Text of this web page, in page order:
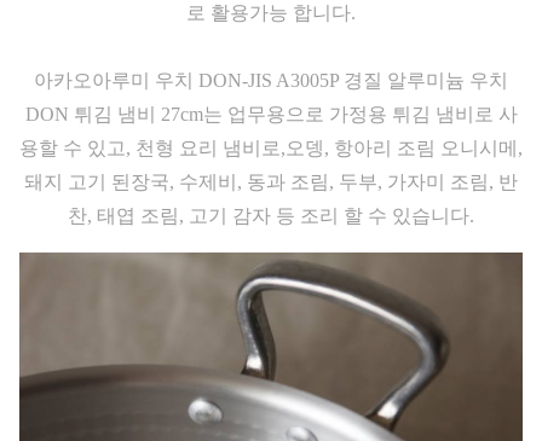
로 활용가능 합니다.
아카오아루미 우치 DON-JIS A3005P 경질 알루미늄 우치
DON 튀김 냄비 27cm는 업무용으로 가정용 튀김 냄비로 사
용할 수 있고, 천형 요리 냄비로,오뎅, 항아리 조림 오니시메,
돼지 고기 된장국, 수제비, 동과 조림, 두부, 가자미 조림, 반
찬, 태엽 조림, 고기 감자 등 조리 할 수 있습니다.